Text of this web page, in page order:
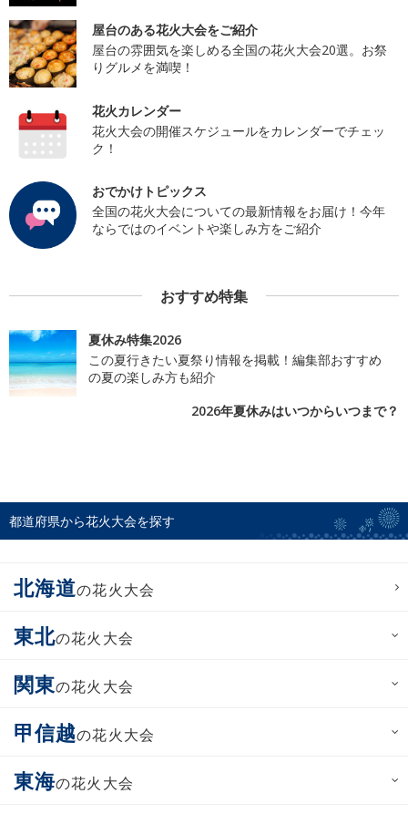
屋台のある花火大会をご紹介
屋台の雰囲気を楽しめる全国の花火大会20選。お祭
りグルメを満喫！
花火カレンダー
花火大会の開催スケジュールをカレンダーでチェッ
ク！
おでかけトピックス
全国の花火大会についての最新情報をお届け！今年
ならではのイベントや楽しみ方をご紹介
おすすめ特集
夏休み特集2026
この夏行きたい夏祭り情報を掲載！編集部おすすめ
の夏の楽しみ方も紹介
2026年夏休みはいつからいつまで？
都道府県から花火大会を探す
北海道の花火大会
東北の花火大会
関東の花火大会
甲信越の花火大会
東海の花火大会